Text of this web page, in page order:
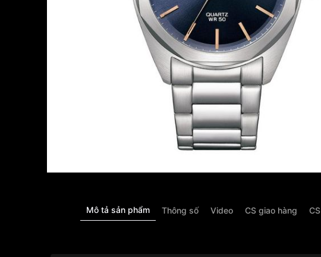
Mô tả sản phẩm Thông số Video CS giao hàng